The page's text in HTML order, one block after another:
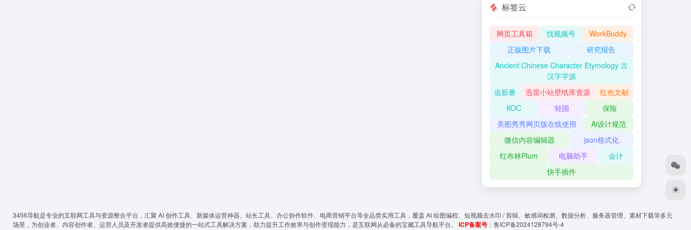
标签云
网页工具箱 找视频号
WorkBuddy
正版图片下载
研究报告
Ancient Chinese Character Etymology 古
汉字字源
追新番
迅雷小站壁纸库资源
红色文献
KOC
轻国
保险
美图秀秀网页版在线使用
Ai设计规范
微信内容编辑器
json格式化
红布林Plum
电脑助手
会计
快手插件
3456导航是专业的互联网工具与资源整合平台，汇聚 AI 创作工具、新媒体运营神器、站长工具、办公协作软件、电商营销平台等全品类实用工具，覆盖 AI 绘图编程、短视频去水印 / 剪辑、敏感词检测、数据分析、服务器管理、素材下载等多元
场景，为创业者、内容创作者、运营人员及开发者提供高效便捷的一站式工具解决方案，助力提升工作效率与创作变现能力，是互联网从必备的宝藏工具导航平台。 ICP备案号 ： 鲁ICP备2024128794号-4